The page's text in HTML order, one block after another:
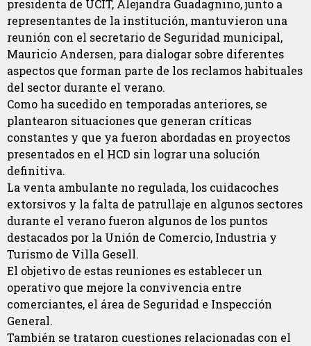
presidenta de UCIT, Alejandra Guadagnino, junto a
representantes de la institución, mantuvieron una
reunión con el secretario de Seguridad municipal,
Mauricio Andersen, para dialogar sobre diferentes
aspectos que forman parte de los reclamos habituales
del sector durante el verano.
Como ha sucedido en temporadas anteriores, se
plantearon situaciones que generan críticas
constantes y que ya fueron abordadas en proyectos
presentados en el HCD sin lograr una solución
definitiva.
La venta ambulante no regulada, los cuidacoches
extorsivos y la falta de patrullaje en algunos sectores
durante el verano fueron algunos de los puntos
destacados por la Unión de Comercio, Industria y
Turismo de Villa Gesell.
El objetivo de estas reuniones es establecer un
operativo que mejore la convivencia entre
comerciantes, el área de Seguridad e Inspección
General.
También se trataron cuestiones relacionadas con el